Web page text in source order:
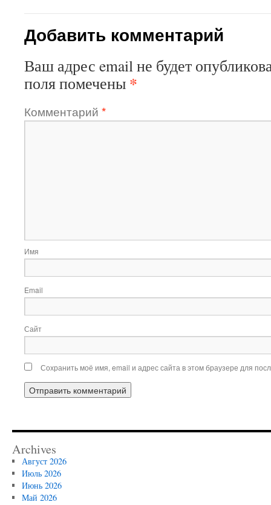
Добавить комментарий
Ваш адрес email не будет
поля помечены *
Комментарий *
Имя
Email
Сайт
Сохранить моё имя, email и адрес сайта в этом браузере для
Archives
Август 2026
Июль 2026
Июнь 2026
Май 2026